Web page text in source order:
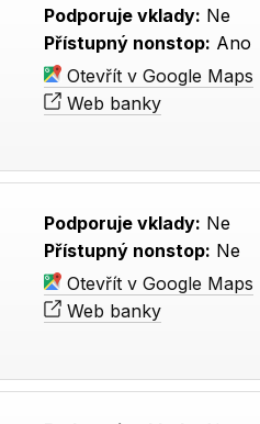
Podporuje vklady: Ne
Přístupný nonstop: Ano
Otevřít v Google Maps
Web banky
Podporuje vklady: Ne
Přístupný nonstop: Ne
Otevřít v Google Maps
Web banky